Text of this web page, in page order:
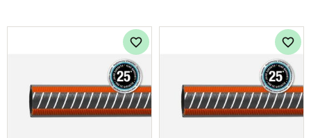
Lägg till i favoriter